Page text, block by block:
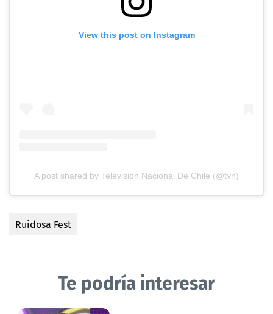
View this post on Instagram
A post shared by Television Nacional De Chile (@tvn)
Ruidosa Fest
Te podría interesar